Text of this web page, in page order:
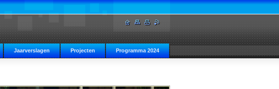
Jaarverslagen Projecten Programma 2024